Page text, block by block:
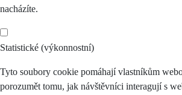
nacházíte.
Statistické (výkonnostní)
Tyto soubory cookie pomáhají vlastníkům
porozumět tomu, jak návštěvníci interagují s